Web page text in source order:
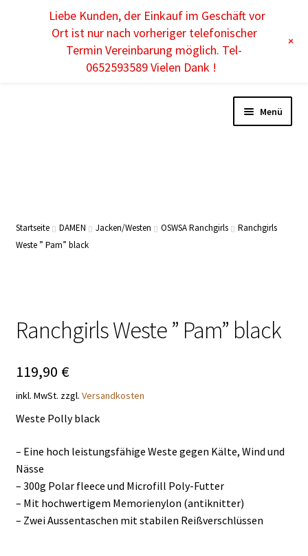
Menü
THEMENWELTEN
DE
Startseite DAMEN Jacken/Westen OSWSA Ranchgirls
Ranchgirls
Weste ” Pam” black
Ranchgirls Weste ” Pam” black
119,90 €
inkl. MwSt. zzgl. Versandkosten
Weste Polly black
– Eine hoch leistungsfähige Weste gegen Kälte, Wind und
Nässe
– 300g Polar fleece und Microfill Poly-Futter
– Mit hochwertigem Memorienylon (antiknitter)
– Zwei Aussentaschen mit stabilen Reißverschlüssen
Liebe Kunden, der Einkauf im Geschäft vor
Ort ist nur nach vorheriger telefonischer
Termin Vereinbarung möglich. Tel-
0652593589 Vielen Dank !
+
DE